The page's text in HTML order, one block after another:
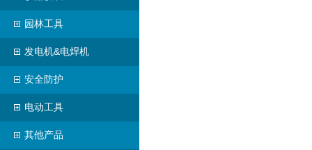
园林工具
发电机&电焊机
安全防护
电动工具
其他产品